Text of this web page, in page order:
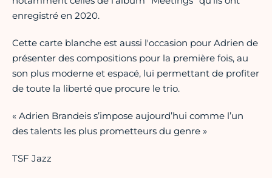
enregistré en 2020.
Cette carte blanche est aussi l'occasion pour Adrien de
présenter des compositions pour la première fois, au
son plus moderne et espacé, lui permettant de profiter
de toute la liberté que procure le trio.
« Adrien Brandeis s’impose aujourd’hui comme l’un
des talents les plus prometteurs du genre »
TSF Jazz